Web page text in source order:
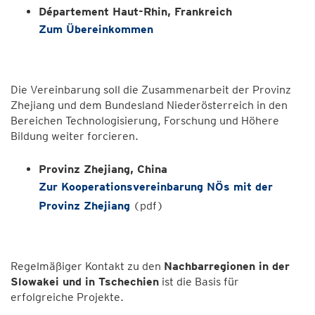
Département Haut-Rhin, Frankreich
Zum Übereinkommen
Die Vereinbarung soll die Zusammenarbeit der Provinz
Zhejiang und dem Bundesland Niederösterreich in den
Bereichen Technologisierung, Forschung und Höhere
Bildung weiter forcieren.
Provinz Zhejiang, China
Zur Kooperationsvereinbarung NÖs mit der
Provinz Zhejiang (pdf)
Regelmäßiger Kontakt zu den Nachbarregionen in der
Slowakei und in Tschechien ist die Basis für
erfolgreiche Projekte.